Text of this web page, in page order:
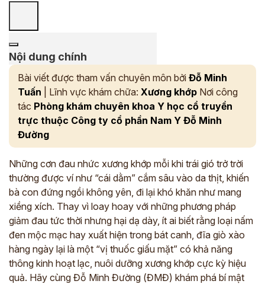
Nội dung chính
Bài viết được tham vấn chuyên môn bởi Đỗ Minh
Tuấn | Lĩnh vực khám chữa: Xương khớp Nơi công
tác Phòng khám chuyên khoa Y học cổ truyền
trực thuộc Công ty cổ phần Nam Y Đỗ Minh
Đường
Những cơn đau nhức xương khớp mỗi khi trái gió trở trời
thường được ví như “cái dằm” cắm sâu vào da thịt, khiến
bà con đứng ngồi không yên, đi lại khó khăn như mang
xiềng xích. Thay vì loay hoay với những phương pháp
giảm đau tức thời nhưng hại dạ dày, ít ai biết rằng loại nấm
đen mộc mạc hay xuất hiện trong bát canh, đĩa giò xào
hàng ngày lại là một “vị thuốc giấu mặt” có khả năng
thông kinh hoạt lạc, nuôi dưỡng xương khớp cực kỳ hiệu
quả. Hãy cùng Đỗ Minh Đường (ĐMĐ) khám phá bí mật